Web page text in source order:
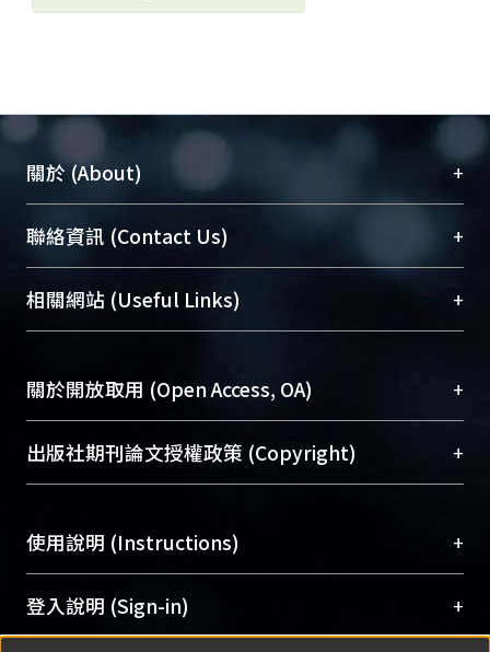
關於 (About) +
臺大位居世界頂尖大學之列，為永久珍藏及向國際
展現本校豐碩的研究成果及學術能量，圖書館整合
機構典藏（NTUR）與學術庫（AH）不同功能平
台，成為臺大學術典藏NTU scholars。期能整合研
成果。
To permanently archive and promote researcher
profiles and scholarly works, Library integrates the
services of “NTU Repository” with “Academic
聯絡資訊 (Contact Us) +
總館學科館員(Main Library)
醫學圖書館學科館員(Medical Library)
Sciences Library)
相關網站 (Useful Links) +
關於開放取用 (Open Access, OA) +
開放取用是從使用者角度提升資訊取用性的社會運
動，應用在學術研究上是透過將研究著作公開供使
用逐年攀升。同時可加速研究發展、提升研究影響
Archive）平台。 （點選深入了解OA）
出版社期刊論文授權政策 (Copyright) +
含部分內容的版權非匯入者所有，或由第三方贊
助與合作完成，請確認該版權所有者及第三方同
意提供此授權。
Please represent that the submission is your
使用說明 (Instructions) +
網站簡介(Quickstart Guide)
使用手冊(Instruction Manual)
登入說明 (Sign-in) +